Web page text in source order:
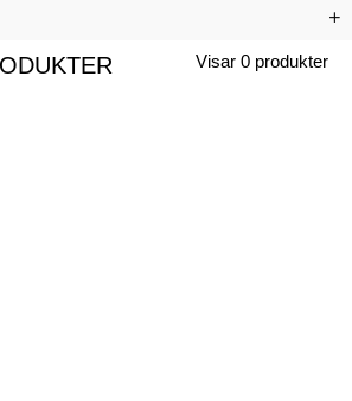
Visar 0 produkter